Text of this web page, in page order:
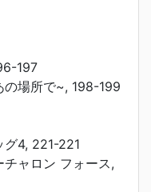
197
の場所で~, 198-199
グ4, 221-221
ャロン フォース,